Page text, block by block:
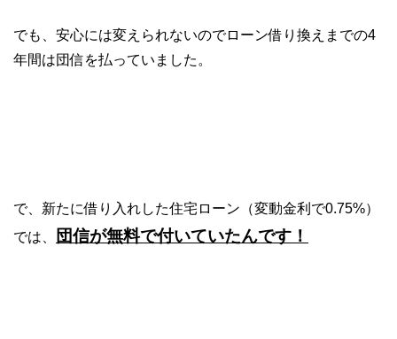
でも、安心には変えられないのでローン借り換えまでの4
年間は団信を払っていました。
で、新たに借り入れした住宅ローン（変動金利で0.75%）
では、
団信が無料で付いていたんです！